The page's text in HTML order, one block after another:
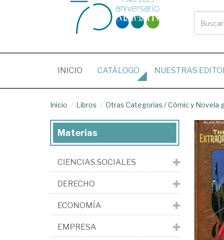
INICIO (CURRENT)
CATÁLOGO NUESTRAS
Inicio Libros Otras Categorías /Cómic y Novela
Materias
CIENCIAS SOCIALES
DERECHO
ECONOMÍA
EMPRESA